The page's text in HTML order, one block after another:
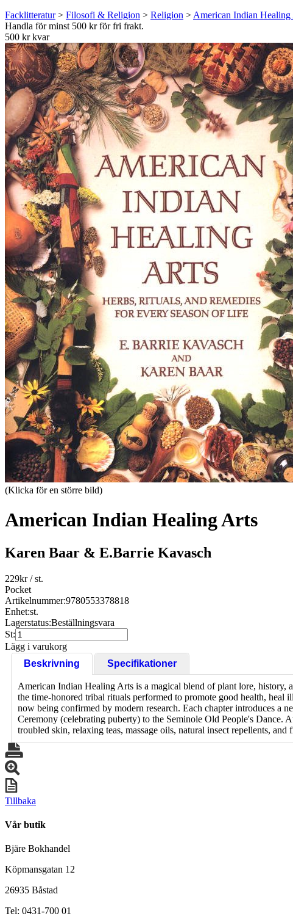
Facklitteratur> Filosofi & Religion > Religion > American Indian Healing
Handla för minst 500 kr för fri frakt.
500 kr kvar
(Klicka för en större bild)
American Indian Healing Arts
Karen Baar & E.Barrie Kavasch
229kr/ st.
Pocket
Artikelnummer:9780553378818
Enhet:st.
Lagerstatus:Beställningsvara
St:
Lägg i varukorg
Beskrivning
Specifikationer
American Indian Healing Arts is a magical blend of plant lore,
the time-honored tribal rituals performed to promote good health, heal
now being confirmed by modern research. Each chapter introduces a
Ceremony (celebrating puberty) to the Seminole Old People's Dance.
troubled skin, relaxing teas, massage oils, natural insect repellents,
Tillbaka
Vår butik
Bjäre Bokhandel
Köpmansgatan 12
26935 Båstad
Tel: 0431-700 01